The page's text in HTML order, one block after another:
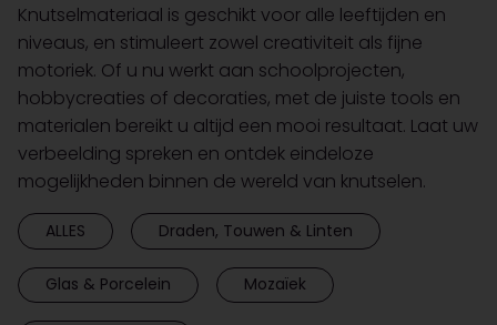
Knutselmateriaal is geschikt voor alle leeftijden en
niveaus, en stimuleert zowel creativiteit als fijne
motoriek. Of u nu werkt aan schoolprojecten,
hobbycreaties of decoraties, met de juiste tools en
materialen bereikt u altijd een mooi resultaat. Laat uw
verbeelding spreken en ontdek eindeloze
mogelijkheden binnen de wereld van knutselen.
ALLES Draden, Touwen & Linten
Glas & Porcelein Mozaïek